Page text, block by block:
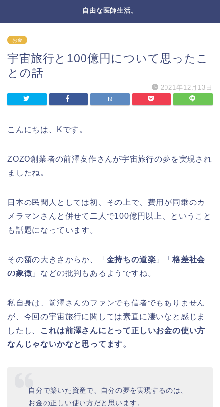
自由な医師生活。
お金
宇宙旅行と100億円について思ったこ
との話
2021年12月13日
こんにちは、Kです。
ZOZO創業者の前澤友作さんが宇宙旅行の夢を実現され
ましたね。
日本の民間人としては初、その上で、費用が同乗のカ
メラマンさんと併せて二人で100億円以上、ということ
も話題になっています。
その額の大きさからか、「 金持ちの道楽 」「格差社会
の象徴 」などの批判もあるようですね。
私自身は、前澤さんのファンでも信者でもありません
が、今回の宇宙旅行に関しては素直に凄いなと感じま
したし、
これは前澤さんにとって正しいお金の使い方
なんじゃないかなと思ってます。
自分で築いた資産で、自分の夢を実現するのは、
お金の正しい使い方だと思います。